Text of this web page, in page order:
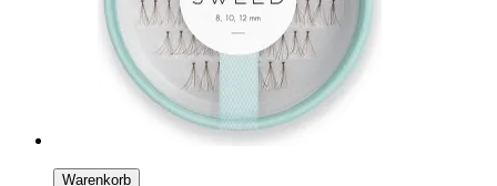
Warenkorb